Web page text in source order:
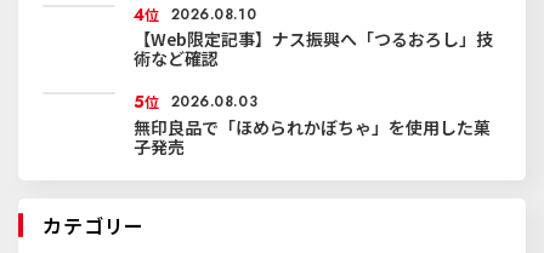
4位 2026.08.10
【Web限定記事】ナス振興へ「つるおろし」技
術など確認
5位 2026.08.03
無印良品で「ほめられかぼちゃ」を使用した菓
子発売
カテゴリー